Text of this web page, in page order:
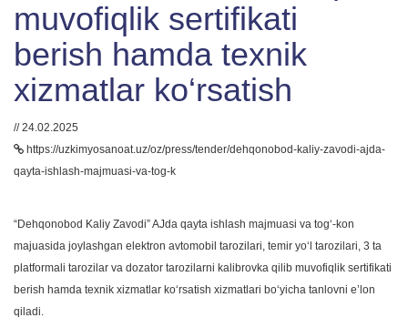
muvofiqlik sertifikati
berish hamda texnik
xizmatlar ko‘rsatish
// 24.02.2025
https://uzkimyosanoat.uz/oz/press/tender/dehqonobod-kaliy-zavodi-ajda-
qayta-ishlash-majmuasi-va-tog-k
“Dehqonobod Kaliy Zavodi” AJda qayta ishlash majmuasi va tog‘-kon
majuasida joylashgan elektron avtomobil tarozilari, temir yo‘l tarozilari, 3 ta
platformali tarozilar va dozator tarozilarni kalibrovka qilib muvofiqlik sertifikati
berish hamda texnik xizmatlar ko‘rsatish xizmatlari bo‘yicha tanlovni e’lon
qiladi.